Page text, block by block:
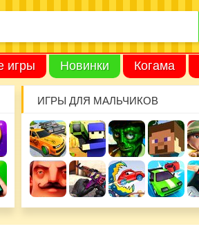
игры Новинки Когама
ИГРЫ ДЛЯ МАЛЬЧИКОВ